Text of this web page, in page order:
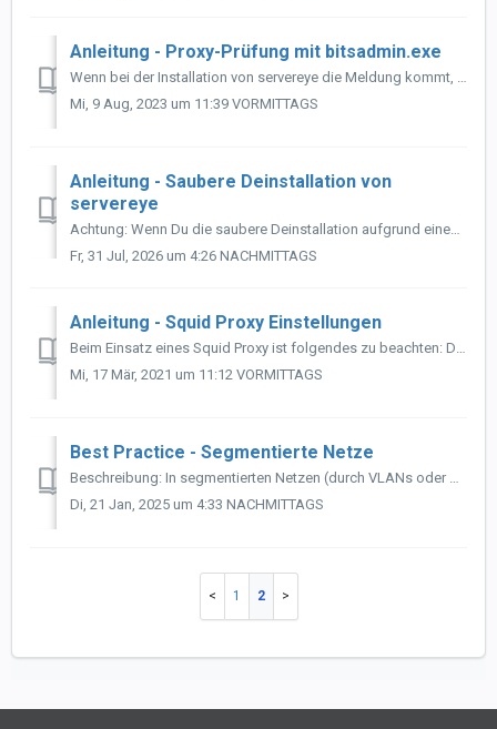
Anleitung - Proxy-Prüfung mit bitsadmin.exe
Wenn bei der Installation von servereye die Meldung kommt, dass ein Proxy verwendet wird, ihr beim Kunden aber keinen Proxy einsetzt, kann es sein, dass Aut...
Mi, 9 Aug, 2023 um 11:39 VORMITTAGS
Anleitung - Saubere Deinstallation von
servereye
Achtung: Wenn Du die saubere Deinstallation aufgrund eines Umzugs oder ähnliches machst, ziehe Dir vor Löschung des Sensorhubs aus dem OCC ein Template vo...
Fr, 31 Jul, 2026 um 4:26 NACHMITTAGS
Anleitung - Squid Proxy Einstellungen
Beim Einsatz eines Squid Proxy ist folgendes zu beachten: Die Einstellungen hängen vom genutzten Authentifizierungsverfahren ab. Squid bietet hier vier ve...
Mi, 17 Mär, 2021 um 11:12 VORMITTAGS
Best Practice - Segmentierte Netze
Beschreibung: In segmentierten Netzen (durch VLANs oder Subnetting) geht oft kein UPNP durch, da diese Option aus Sicherheitsgründen im Switch deaktiviert ...
Di, 21 Jan, 2025 um 4:33 NACHMITTAGS
1 2